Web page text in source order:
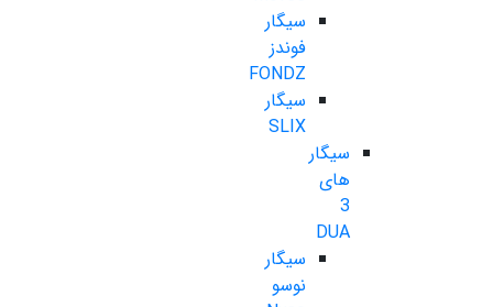
سیگار
فوندز
FONDZ
سیگار
SLIX
سیگار
های
3
DUA
سیگار
نوسو